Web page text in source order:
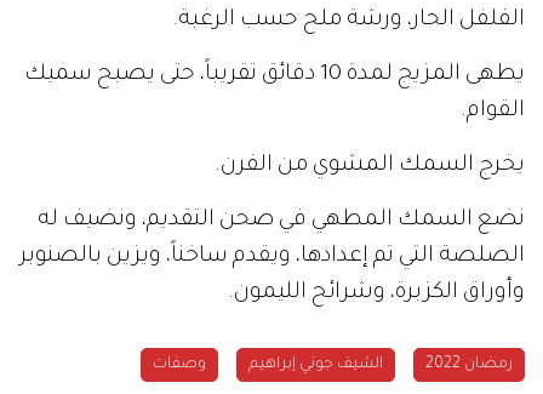
الفلفل الحار، ورشة ملح حسب الرغبة.
يطهى المزيج لمدة 10 دقائق تقريباً، حتى يصبح سميك
القوام.
يخرج السمك المشوي من الفرن.
نضع السمك المطهي في صحن التقديم، ونضيف له
الصلصة التي تم إعدادها، ويقدم ساخناً، ويزين بالصنوبر
وأوراق الكزبرة، وشرائح الليمون.
رمضان 2022 الشيف جوني إبراهيم وصفات